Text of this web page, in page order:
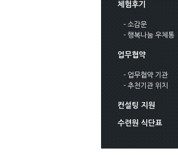
체험후기
- 소감문
- 행복나눔 우체통
업무협약
- 업무협약 기관
- 추천기관 위치
컨설팅 지원
수련원 식단표